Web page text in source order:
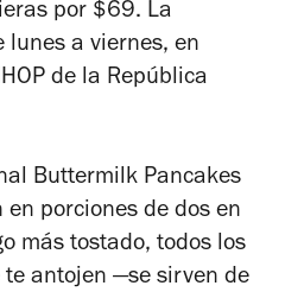
por $69. La
lunes a viernes, en
de la República
Buttermilk Pancakes
porciones de dos en
más tostado, todos los
te antojen —se sirven de